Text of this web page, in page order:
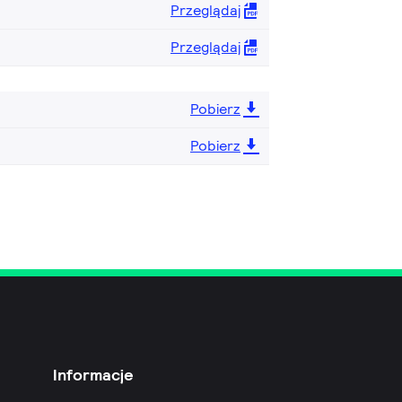
Przeglądaj
Przeglądaj
Pobierz
Pobierz
Informacje